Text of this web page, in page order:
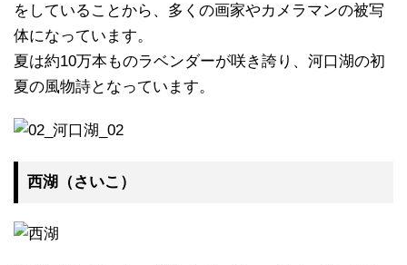
をしていることから、多くの画家やカメラマンの被写
体になっています。
夏は約10万本ものラベンダーが咲き誇り、河口湖の初
夏の風物詩となっています。
西湖（さいこ）